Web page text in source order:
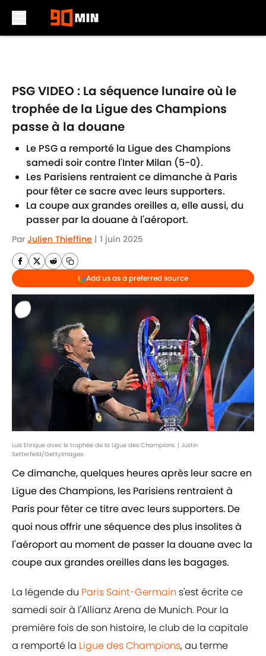
PSG VIDEO : La séquence lunaire où le
trophée de la Ligue des Champions
passe à la douane
Le PSG a remporté la Ligue des Champions
samedi soir contre l'Inter Milan (5-0).
Les Parisiens rentraient ce dimanche à Paris
pour fêter ce sacre avec leurs supporters.
La coupe aux grandes oreilles a, elle aussi, du
passer par la douane à l'aéroport.
Par Julien Thieffine | 1 juin 2025
Add us as a preferred source
Luis Enrique avec le trophée de la Ligue des Champions. | Justin
Setterfield/GettyImages
Ce dimanche, quelques heures après leur sacre en
Ligue des Champions, les Parisiens rentraient à
Paris pour fêter ce titre avec leurs supporters. De
quoi nous offrir une séquence des plus insolites à
l'aéroport au moment de passer la douane avec la
coupe aux grandes oreilles dans les bagages.
La légende du Paris Saint-Germain s'est écrite ce
samedi soir à l'Allianz Arena de Munich. Pour la
première fois de son histoire, le club de la capitale
a remporté la Ligue des Champions, au terme